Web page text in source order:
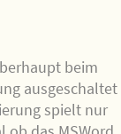
beim
ausgeschaltet
spielt nur